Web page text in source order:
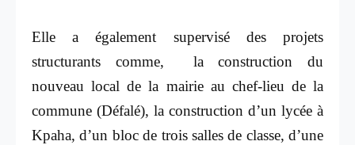
Elle a également supervisé des projets
structurants comme, la construction du
nouveau local de la mairie au chef-lieu de la
commune (Défalé), la construction d’un lycée à
Kpaha, d’un bloc de trois salles de classe, d’une